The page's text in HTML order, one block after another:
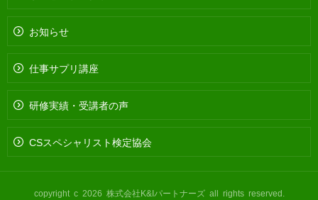
お知らせ
仕事サプリ講座
研修実績・受講者の声
CSスペシャリスト検定協会
copyright c 2026 株式会社K&Iパートナーズ all rights reserved.